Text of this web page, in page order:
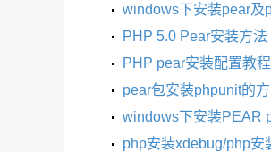
windows下安装pear及
PHP 5.0 Pear安装方法
PHP pear安装配置教程
pear包安装phpunit的
windows下安装PEAR
php安装xdebug/php安